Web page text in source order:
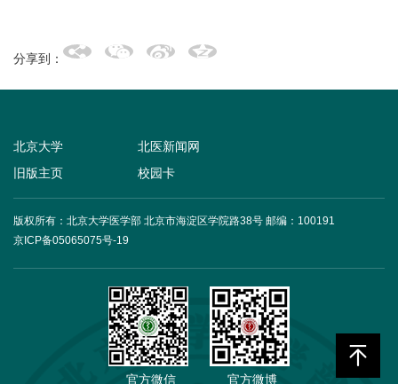
分享到：
北京大学
北医新闻网
旧版主页
校园卡
版权所有：北京大学医学部 北京市海淀区学院路38号 邮编：100191
京ICP备05065075号-19
官方微信 官方微博